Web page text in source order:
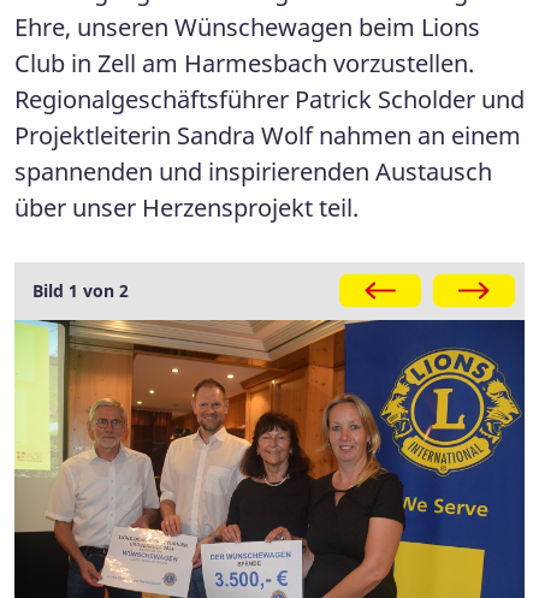
Ehre, unseren Wünschewagen beim Lions
Club in Zell am Harmesbach vorzustellen.
Regionalgeschäftsführer Patrick Scholder und
Projektleiterin Sandra Wolf nahmen an einem
spannenden und inspirierenden Austausch
über unser Herzensprojekt teil.
Galerie
Bild 1 von 2